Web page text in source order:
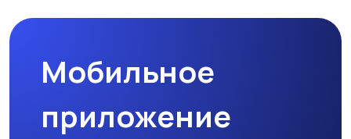
Медицина Начало карьеры
Мобильное
приложение